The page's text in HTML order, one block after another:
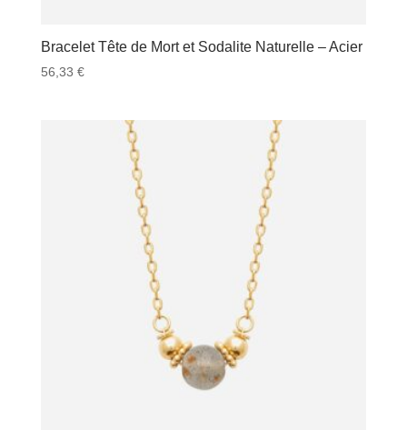
Bracelet Tête de Mort et Sodalite Naturelle – Acier
56,33 €